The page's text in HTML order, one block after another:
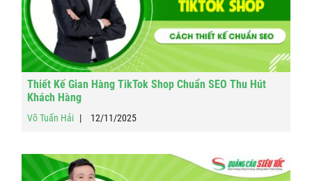
Thiết Kế Gian Hàng TikTok Shop Chuẩn SEO Thu Hút
Khách Hàng
Võ Tuấn Hải 12/11/2025